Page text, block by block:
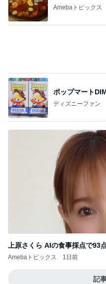
Amebaトピックス
ポップマート
ディズニーファン
上原さくら AIの食事採点で93
Amebaトピックス 1日前
記